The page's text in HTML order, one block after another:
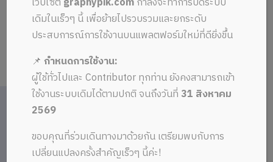
เดิมในเร็วๆ นี้ เพื่อย้ายไปรวบรวมและยกระดับ
ประสบการณ์การใช้งานบนแพลตฟอร์มใหม่ที่ดียิ่งขึ้น
📌กำหนดการใช้งาน:
ผู้ใช้ทั่วไปและ Contributor ทุกท่าน ยังคงสามารถเข้า
ใช้งานระบบเดิมได้ตามปกติ จนถึงวันที่ 31 สิงหาคม
2569
ขอบคุณที่ร่วมเดินทางมาด้วยกัน เตรียมพบกับการ
เปลี่ยนแปลงครั้งสำคัญเร็วๆ นี้ค่ะ!